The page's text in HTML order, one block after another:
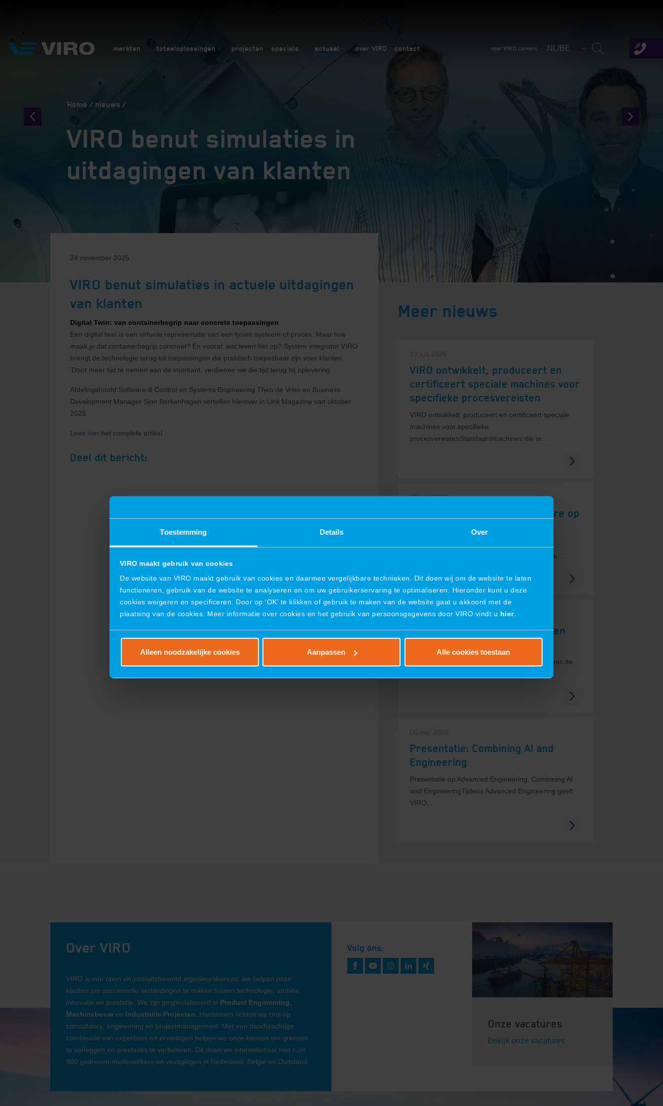
Toestemming Details Over
VIRO maakt gebruik van cookies
De website van VIRO maakt gebruik van cookies en daarmee vergelijkbare technieken. Dit doen wij om de website te laten
functioneren, gebruik van de website te analyseren en om uw gebruikerservaring te optimaliseren. Hieronder kunt u deze
cookies weigeren en specificeren. Door op ‘OK’ te klikken of gebruik te maken van de website gaat u akkoord met de
plaatsing van de cookies. Meer informatie over cookies en het gebruik van persoonsgegevens door VIRO vindt u hier.
Alleen noodzakelijke cookies Aanpassen Alle cookies toestaan
markten totaaloplossingen projecten specials actueel over VIRO contact naar VIRO careers NL/BE
Home nieuws
VIRO benut simulaties in
uitdagingen van klanten
24 november 2025
VIRO benut simulaties in actuele uitdagingen
van klanten
Digital Twin: van containerbegrip naar concrete toepassingen
Een digital twin is een virtuele representatie van een fysiek systeem of proces. Maar hoe
maak je dat containerbegrip concreet? En vooral: wat levert het op? System integrator VIRO
brengt de technologie terug tot toepassingen die praktisch toepasbaar zijn voor klanten.
‘Door meer tijd te nemen aan de voorkant, verdienen we die tijd terug bij oplevering.'
Afdelingshoofd Software & Control en Systems Engineering Theo de Vries en Business
Development Manager Sjon Berkenhagen vertellen hierover in Link Magazine van oktober
2025.
Lees hier het complete artikel
Deel dit bericht:
Meer nieuws
VIRO ontwikkelt, produceert en
certificeert speciale machines voor
specifieke procesvereisten
VIRO ontwikkelt, produceert en certificeert speciale
machines voor specifieke
procesvereistenStandaardmachines die in...
19 juni 2026
VIRO viert succesvolle première op
ILA Berlin 2026
2026Eerste deelname aan de toonaangevende...
09 juni 2026
Samenwerking, innovatie en een
Samenwerking, innovatie en een winnaar!Tijdens de
Advanced Engineering beurs draaide het op...
Presentatie: Combining AI and
Engineering
Presentatie op Advanced Engineering: Combining AI
and EngineeringTijdens Advanced Engineering geeft
VIRO...
Over VIRO
VIRO is een open en vooruitstrevend ingenieursbureau: we helpen onze
klanten om succesvolle verbindingen te maken tussen technologie, ambitie,
innovatie en prestatie. We zijn gespecialiseerd in Product Engineering,
Machinebouw en Industriële Projecten. Hierbinnen richten we ons op
consultancy, engineering en projectmanagement. Met een daadkrachtige
combinatie van expertises en ervaringen helpen we onze klanten om grenzen
te verleggen en prestaties te verbeteren. Dit doen we internationaal met ruim
900 gedreven medewerkers en vestigingen in Nederland, België en Duitsland.
Volg ons:
Onze vacatures
Bekijk onze vacatures